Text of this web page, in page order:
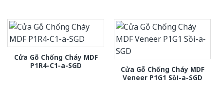
Cửa Gỗ Chống Cháy MDF
P1R4-C1-a-SGD
Cửa Gỗ Chống Cháy MDF
Veneer P1G1 Sồi-a-SGD